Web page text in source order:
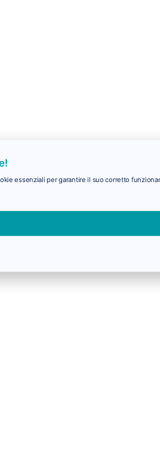
essenziali per garantire il suo corretto